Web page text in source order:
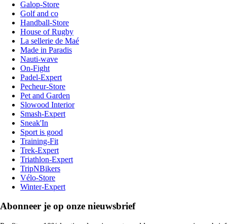
Galop-Store
Golf and co
Handball-Store
House of Rugby
La sellerie de Maé
Made in Paradis
Nauti-wave
On-Fight
Padel-Expert
Pecheur-Store
Pet and Garden
Slowood Interior
Smash-Expert
Sneak'In
Sport is good
Training-Fit
Trek-Expert
Triathlon-Expert
TripNBikers
Vélo-Store
Winter-Expert
Abonneer je op onze nieuwsbrief